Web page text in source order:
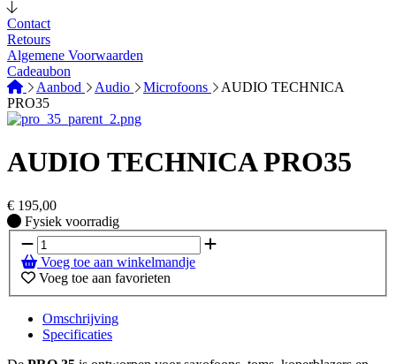
Contact
Retours
Algemene Voorwaarden
Cadeaubon
Aanbod
Audio Microfoons
AUDIO TECHNICA
PRO35
AUDIO TECHNICA PRO35
€ 195,00
Fysiek voorradig
Fysiek voorradig
Voeg toe aan winkelmandje
Voeg toe aan favorieten
Omschrijving
Specificaties